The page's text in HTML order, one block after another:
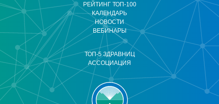
РЕЙТИНГ ТОП-100
КАЛЕНДАРЬ
НОВОСТИ
ВЕБИНАРЫ
ТОП-5 ЗДРАВНИЦ
АССОЦИАЦИЯ